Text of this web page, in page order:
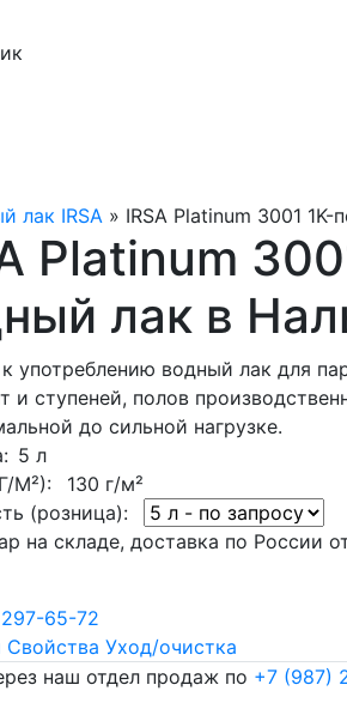
лак IRSA » IRSA Platinum 3001
Platinum
лак в
употреблению водный лак для
и ступеней, полов
до сильной нагрузке.
: 5 л
М²): 130 г/м²
(розница):
на складе, доставка по России
65-72
Свойства Уход/очистка
наш отдел продаж по +7 (987)